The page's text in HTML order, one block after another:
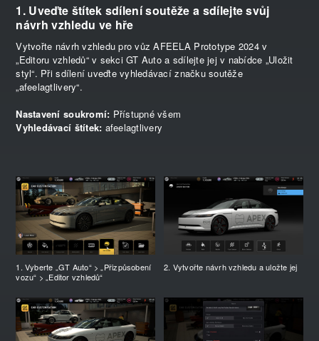
1. Uveďte štítek sdílení soutěže a sdílejte svůj
návrh vzhledu ve hře
Vytvořte návrh vzhledu pro vůz AFEELA Prototype 2024 v
„Editoru vzhledů“ v sekci GT Auto a sdílejte jej v nabídce „Uložit
styl“. Při sdílení uveďte vyhledávací značku soutěže
„afeelagtlivery“.
Nastavení soukromí: Přístupné všem
Vyhledávací štítek: afeelagtlivery
1. Vyberte „GT Auto“ > „Přizpůsobení
vozu“ > „Editor vzhledů“
2. Vytvořte návrh vzhledu a uložte jej